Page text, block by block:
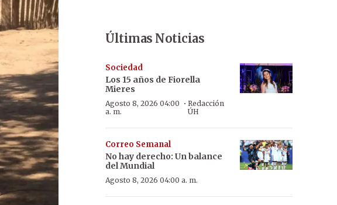
Últimas Noticias
Sociedad
Los 15 años de Fiorella
Mieres
Agosto 8, 2026 04:00
a. m.
· Redacción
ÚH
Correo Semanal
No hay derecho: Un balance
del Mundial
Agosto 8, 2026 04:00 a. m.